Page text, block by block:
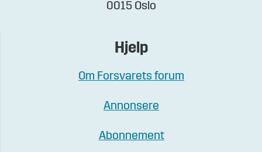
0015 Oslo
Hjelp
Om Forsvarets forum
Annonsere
Abonnement